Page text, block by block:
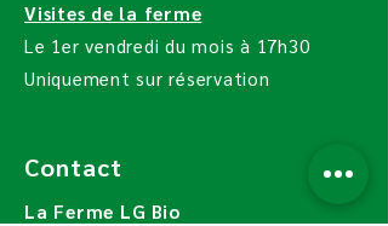
Visites de la ferme
Le 1er vendredi du mois à 17h30
Uniquement sur réservation
Contact
La Ferme LG Bio